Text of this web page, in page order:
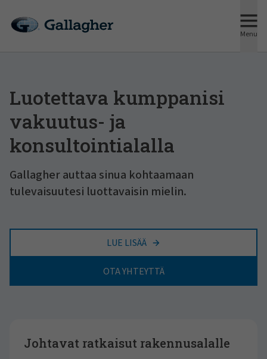
Menu
Luotettava kumppanisi
vakuutus- ja
konsultointialalla
Gallagher auttaa sinua kohtaamaan
tulevaisuutesi luottavaisin mielin.
LUE LISÄÄ
OTA YHTEYTTÄ
Johtavat ratkaisut rakennusalalle